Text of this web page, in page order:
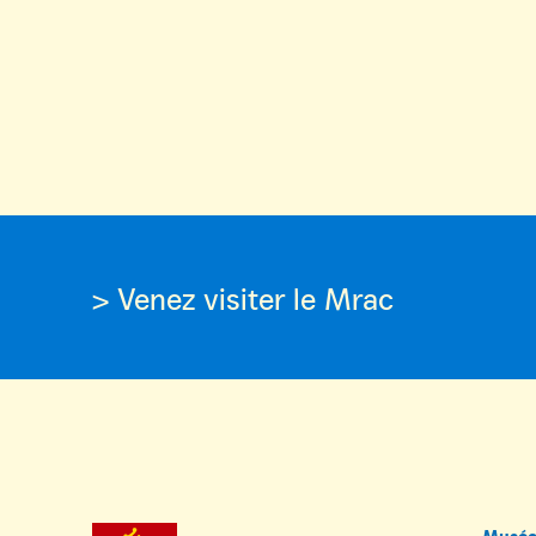
> Venez visiter le Mrac